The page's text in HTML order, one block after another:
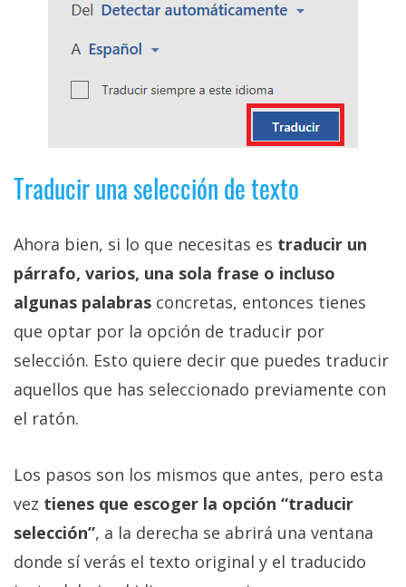
Traducir una selección de texto
Ahora bien, si lo que necesitas es traducir un
párrafo, varios, una sola frase o incluso
algunas palabras concretas, entonces tienes
que optar por la opción de traducir por
selección. Esto quiere decir que puedes traducir
aquellos que has seleccionado previamente con
el ratón.
Los pasos son los mismos que antes, pero esta
vez tienes que escoger la opción “traducir
selección”, a la derecha se abrirá una ventana
donde sí verás el texto original y el traducido